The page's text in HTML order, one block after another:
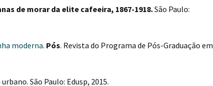
de morar da elite cafeeira, 1867-1918.São Paulo:
moderna. Pós. Revista do Programa de Pós-Graduação em
São Paulo: Edusp, 2015.